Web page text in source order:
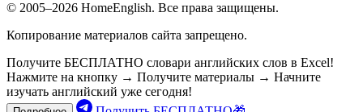
© 2005–2026 HomeEnglish. Все права защищены.
Копирование материалов сайта запрещено.
Получите БЕСПЛАТНО словари английских слов в Excel!
Нажмите на кнопку → Получите материалы → Начните
изучать английский уже сегодня!